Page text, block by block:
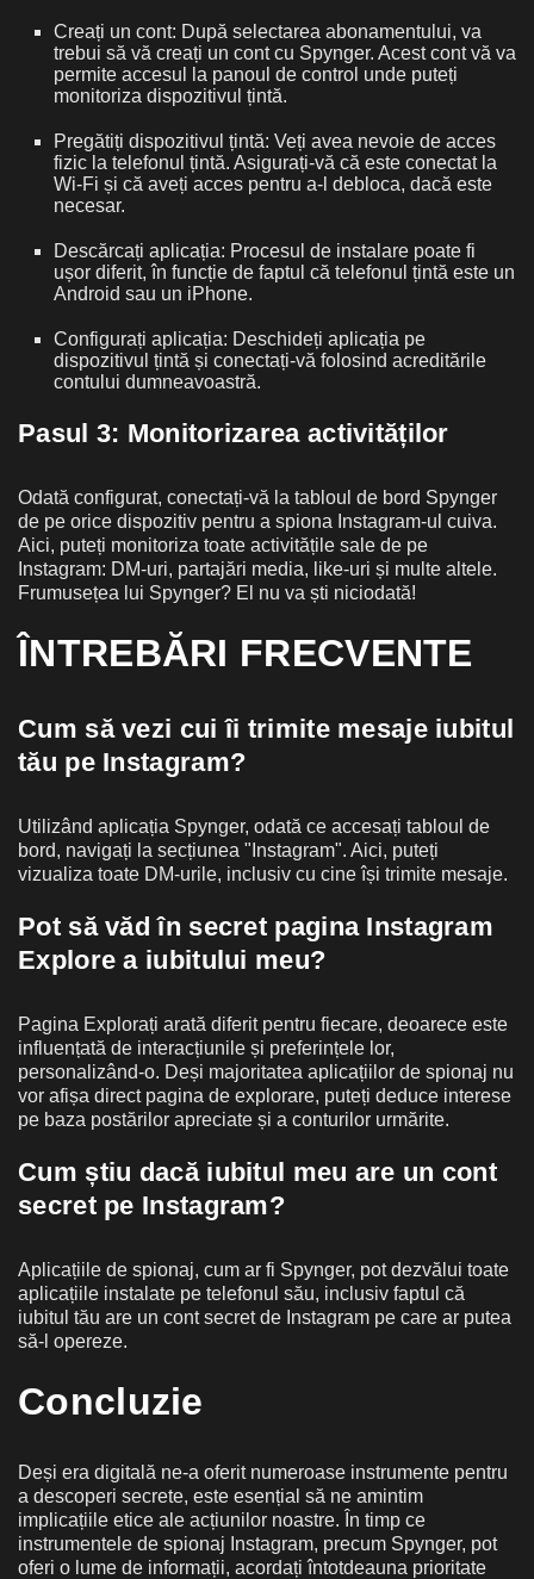
Creați un cont: După selectarea abonamentului, va
trebui să vă creați un cont cu Spynger. Acest cont vă va
permite accesul la panoul de control unde puteți
monitoriza dispozitivul țintă.
Pregătiți dispozitivul țintă: Veți avea nevoie de acces
fizic la telefonul țintă. Asigurați-vă că este conectat la
Wi-Fi și că aveți acces pentru a-l debloca, dacă este
necesar.
Descărcați aplicația: Procesul de instalare poate fi
ușor diferit, în funcție de faptul că telefonul țintă este un
Android sau un iPhone.
Configurați aplicația: Deschideți aplicația pe
dispozitivul țintă și conectați-vă folosind acreditările
contului dumneavoastră.
Pasul 3: Monitorizarea activităților
Odată configurat, conectați-vă la tabloul de bord Spynger
de pe orice dispozitiv pentru a spiona Instagram-ul cuiva.
Aici, puteți monitoriza toate activitățile sale de pe
Instagram: DM-uri, partajări media, like-uri și multe altele.
Frumusețea lui Spynger? El nu va ști niciodată!
ÎNTREBĂRI FRECVENTE
Cum să vezi cui îi trimite mesaje iubitul
tău pe Instagram?
Utilizând aplicația Spynger, odată ce accesați tabloul de
bord, navigați la secțiunea "Instagram". Aici, puteți
vizualiza toate DM-urile, inclusiv cu cine își trimite mesaje.
Pot să văd în secret pagina Instagram
Explore a iubitului meu?
Pagina Explorați arată diferit pentru fiecare, deoarece este
influențată de interacțiunile și preferințele lor,
personalizând-o. Deși majoritatea aplicațiilor de spionaj nu
vor afișa direct pagina de explorare, puteți deduce interese
pe baza postărilor apreciate și a conturilor urmărite.
Cum știu dacă iubitul meu are un cont
secret pe Instagram?
Aplicațiile de spionaj, cum ar fi Spynger, pot dezvălui toate
aplicațiile instalate pe telefonul său, inclusiv faptul că
iubitul tău are un cont secret de Instagram pe care ar putea
să-l opereze.
Concluzie
Deși era digitală ne-a oferit numeroase instrumente pentru
a descoperi secrete, este esențial să ne amintim
implicațiile etice ale acțiunilor noastre. În timp ce
instrumentele de spionaj Instagram, precum Spynger, pot
oferi o lume de informații, acordați întotdeauna prioritate